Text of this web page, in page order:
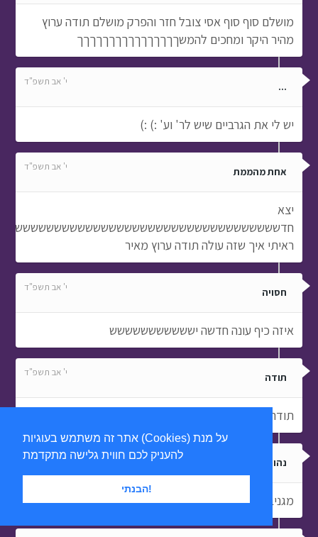
אתר זה משתמש בעוגיות (Cookies) על מנת
הבנתי!
מושלם סוף סוף אסי צובל חזר והפרק מושלם תודה ערוץ
מהיר היקר ומחכים להמשךךךךךךךךךךךךךךךך
... י' אב תשפ"ד
יש לי את הגרביים שיש לר' וע' :) :)
אחת מהממת י' אב תשפ"ד
יצא
ראיתי איך שזה עולה תודה ערוץ מאיר
חסויה י' אב תשפ"ד
איזה כיף עונה חדשה יששששששששששש
תודה י' אב תשפ"ד
תודה
נהוראי ג'ני י' אב תשפ"ד
מגניב